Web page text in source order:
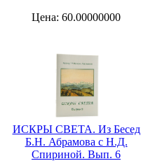
Цена: 60.00000000
ИСКРЫ СВЕТА. Из Бесед
Б.Н. Абрамова с Н.Д.
Спириной. Вып. 6